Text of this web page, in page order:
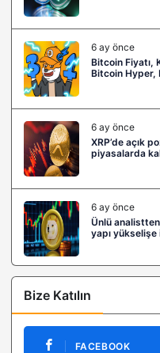
6 ay önce
Bitcoin Fiyatı,
Bitcoin Hyper,
6 ay önce
XRP’de açık
piyasalarda
6 ay önce
Ünlü
yapı
Bize Katılın
FACEBOOK